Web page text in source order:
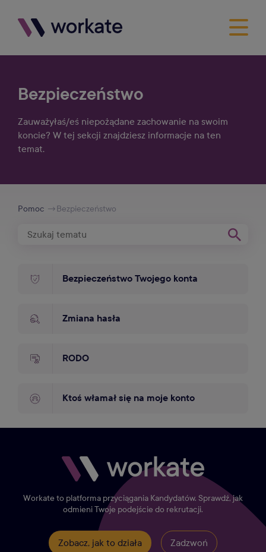
Bezpieczeństwo
Zauważyłaś/eś niepożądane zachowanie na swoim
koncie? W tej sekcji znajdziesz informacje na ten
temat.
Pomoc Bezpieczeństwo
Bezpieczeństwo Twojego konta
Zmiana hasła
RODO
Ktoś włamał się na moje konto
Workate to platforma przyciągania Kandydatów. Sprawdź, jak
odmieni Twoje podejście do rekrutacji.
Zobacz, jak to działa Zadzwoń